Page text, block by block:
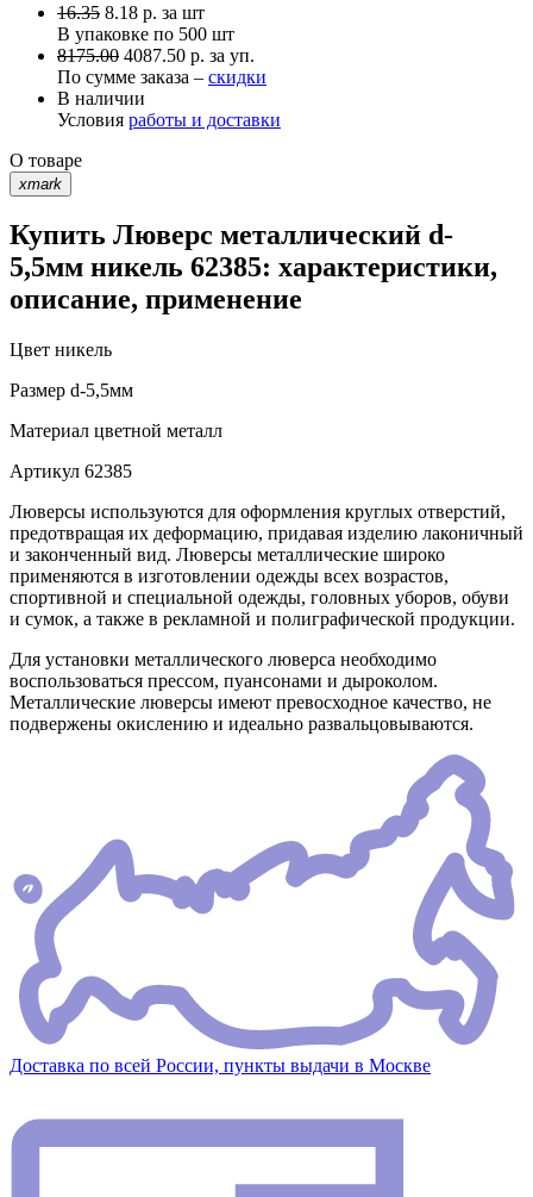
16.35 8.18 р. за шт
В упаковке по 500 шт
8175.00 4087.50 р. за уп.
По сумме заказа – скидки
В наличии
Условия работы и доставки
О товаре
xmark
Купить Люверс металлический d-
5,5мм никель 62385: характеристики,
описание, применение
Цвет никель
Размер d-5,5мм
Материал цветной металл
Артикул 62385
Люверсы используются для оформления круглых отверстий,
предотвращая их деформацию, придавая изделию лаконичный
и законченный вид. Люверсы металлические широко
применяются в изготовлении одежды всех возрастов,
спортивной и специальной одежды, головных уборов, обуви
и сумок, а также в рекламной и полиграфической продукции.
Для установки металлического люверса необходимо
воспользоваться прессом, пуансонами и дыроколом.
Металлические люверсы имеют превосходное качество, не
подвержены окислению и идеально развальцовываются.
Доставка по всей России, пункты выдачи в Москве